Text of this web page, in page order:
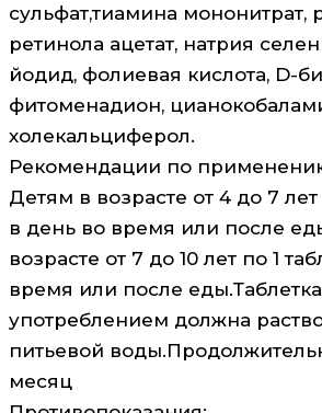
сульфат,тиамина мононитрат,
ретинола ацетат, натрия
йодид, фолиевая кислота, D-
фитоменадион,
холекальциферол.
Рекомендации по
Детям в возрасте от 4 до 7 лет
в день во время или после
возрасте от 7 до 10 лет по 1
время или после
употреблением должна
питьевой
месяц